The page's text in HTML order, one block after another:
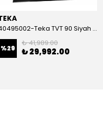
40495002-Teka TVT 90 Siyah Davlumbaz
%29
₺ 41,989.00
₺ 29,992.00